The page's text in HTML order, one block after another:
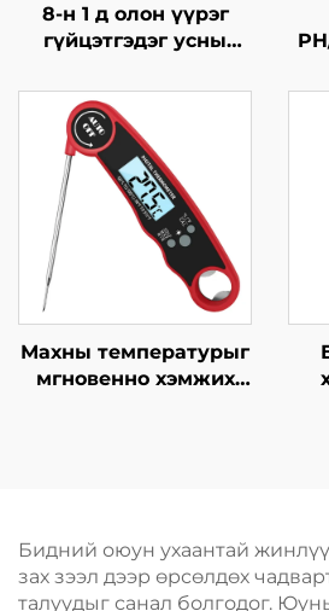
8-н 1 д олон үүрэг
гүйцэтгэдэг усны
Махны температурыг
мгновенно хэмжих
Бидний оюун ухаантай
зах зээл дээр өрсөлдөх
талуудыг санал болгодог.